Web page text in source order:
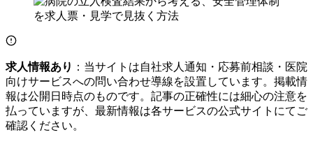
求人情報あり ：当サイトは自社求人通知・応募前相談・医院
向けサービスへの問い合わせ導線を設置しています。掲載情
報は公開日時点のものです。記事の正確性には細心の注意を
払っていますが、最新情報は各サービスの公式サイトにてご
確認ください。